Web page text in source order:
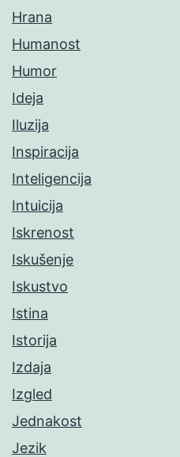
Hrana
Humanost
Humor
Ideja
Iluzija
Inspiracija
Inteligencija
Intuicija
Iskrenost
Iskušenje
Iskustvo
Istina
Istorija
Izdaja
Izgled
Jednakost
Jezik